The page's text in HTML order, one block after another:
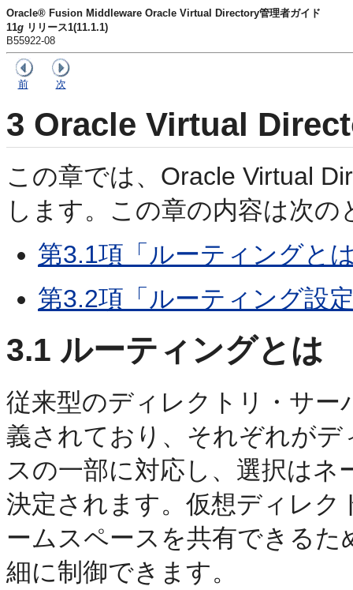
Oracle® Fusion Middleware Oracle Virtual Directory管理者ガイド
11g リリース1(11.1.1)
B55922-08
前 次
3 Oracle Virtual
この章では、Oracle Virtual
します。この章の内容は次の
第3.1項「ルーティングと
第3.2項「ルーティング設
3.1 ルーティングとは
従来型のディレクトリ・サ
義されており、それぞれが
スの一部に対応し、選択は
決定されます。仮想ディレ
ームスペースを共有できる
細に制御できます。